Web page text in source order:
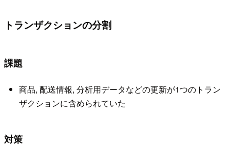
トランザクションの分割
課題
商品, 配送情報, 分析用データなどの更新が1つのトラン
ザクションに含められていた
対策